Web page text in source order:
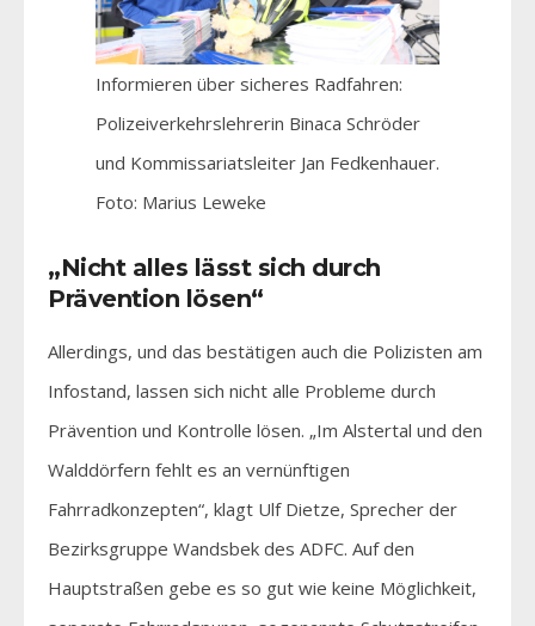
Informieren über sicheres Radfahren:
Polizeiverkehrslehrerin Binaca Schröder
und Kommissariatsleiter Jan Fedkenhauer.
Foto: Marius Leweke
„Nicht alles lässt sich durch
Prävention lösen“
Allerdings, und das bestätigen auch die Polizisten am
Infostand, lassen sich nicht alle Probleme durch
Prävention und Kontrolle lösen. „Im Alstertal und den
Walddörfern fehlt es an vernünftigen
Fahrradkonzepten“, klagt Ulf Dietze, Sprecher der
Bezirksgruppe Wandsbek des ADFC. Auf den
Hauptstraßen gebe es so gut wie keine Möglichkeit,